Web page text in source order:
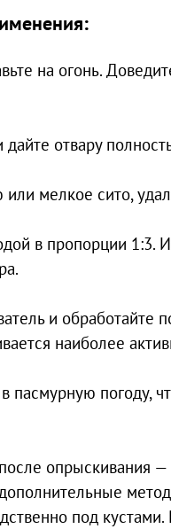
на огонь.
отвару
мелкое сито,
в пропорции 1:3.
и обработайте
наиболее
пасмурную погоду,
опрыскивания
под